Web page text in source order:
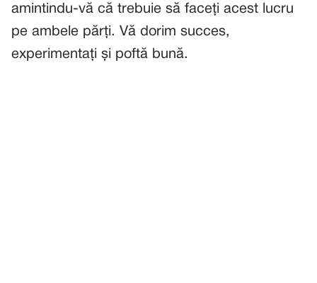
amintindu-vă că trebuie să faceți acest lucru
pe ambele părți. Vă dorim succes,
experimentați și poftă bună.